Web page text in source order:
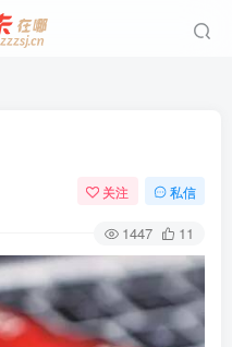
关注 私信
1447 11